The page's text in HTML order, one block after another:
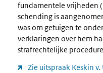
fundamentele vrijheden
schending is
was om getuigen te
verklaringen over hem
strafrechtelijke
Zie uitspraak Keskin